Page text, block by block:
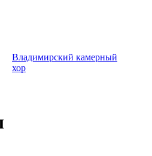
Владимирский камерный
хор